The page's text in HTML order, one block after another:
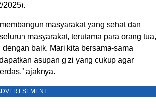
2025).
masyarakat yang sehat dan
masyarakat, terutama para orang tua,
baik. Mari kita bersama-sama
asupan gizi yang cukup agar
ajaknya.